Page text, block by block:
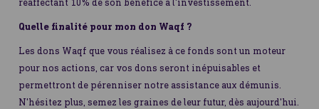
réaffectant 10% de son bénéfice à l'investissement.
Quelle finalité pour mon don Waqf ?
Les dons Waqf que vous réalisez à ce fonds sont un moteur
pour nos actions, car vos dons seront inépuisables et
permettront de pérenniser notre assistance aux démunis.
N'hésitez plus, semez les graines de leur futur, dès aujourd'hui.